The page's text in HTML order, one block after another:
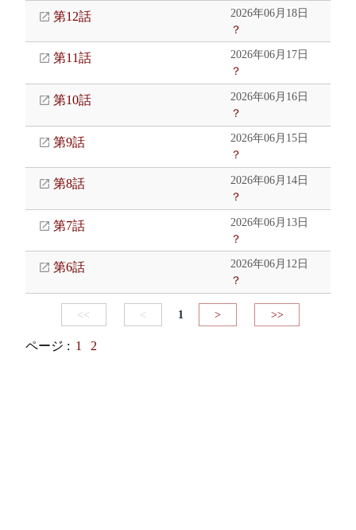
第12話
2026年06月18日
？
第11話
2026年06月17日
？
第10話
2026年06月16日
？
第9話
2026年06月15日
？
第8話
2026年06月14日
？
第7話
2026年06月13日
？
第6話
2026年06月12日
？
<< < 1 > >>
ページ : 1 2